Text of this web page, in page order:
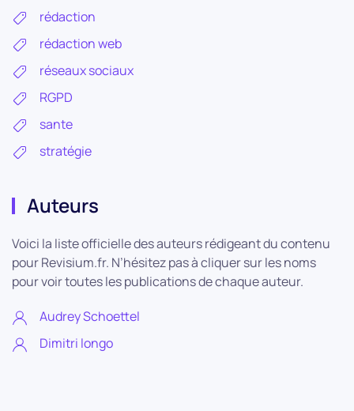
rédaction
rédaction web
réseaux sociaux
RGPD
sante
stratégie
Auteurs
Voici la liste officielle des auteurs rédigeant du contenu
pour Revisium.fr. N’hésitez pas à cliquer sur les noms
pour voir toutes les publications de chaque auteur.
Audrey Schoettel
Dimitri longo